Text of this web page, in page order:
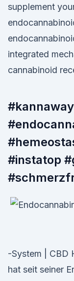
supplement
integrated
cannabinoid
#instatop
-System | CBD
hat seit seiner